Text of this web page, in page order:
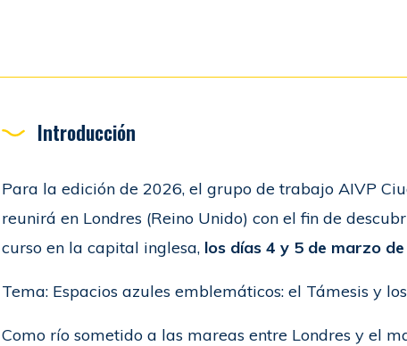
Introducción
Para la edición de 2026, el grupo de trabajo AIVP
reunirá en Londres (Reino Unido) con el fin de
curso en la capital inglesa, los días 4 y 5 de marzo
Tema: Espacios azules emblemáticos: el Támesis y
Como río sometido a las mareas entre Londres y el